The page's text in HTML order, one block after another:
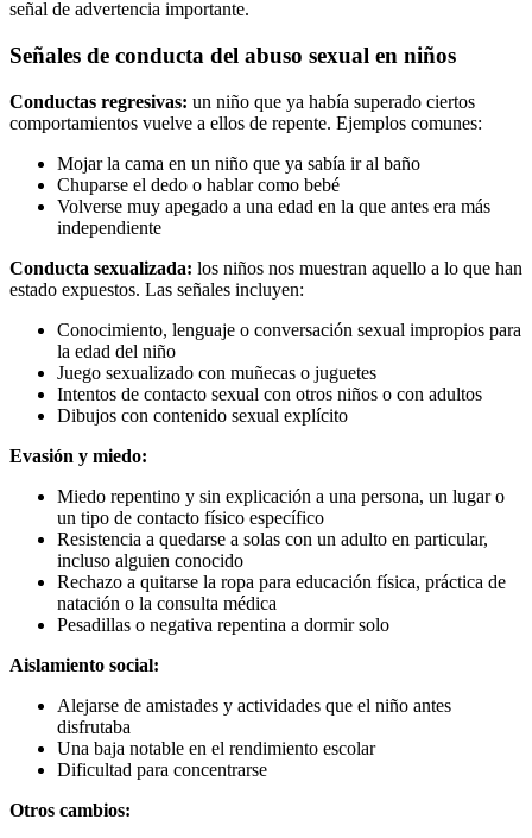
señal de advertencia importante.
Señales de conducta del abuso sexual en niños
Conductas regresivas: un niño que ya había superado ciertos
comportamientos vuelve a ellos de repente. Ejemplos comunes:
Mojar la cama en un niño que ya sabía ir al baño
Chuparse el dedo o hablar como bebé
Volverse muy apegado a una edad en la que antes era más
independiente
Conducta sexualizada: los niños nos muestran aquello a lo que han
estado expuestos. Las señales incluyen:
Conocimiento, lenguaje o conversación sexual impropios para
la edad del niño
Juego sexualizado con muñecas o juguetes
Intentos de contacto sexual con otros niños o con adultos
Dibujos con contenido sexual explícito
Evasión y miedo:
Miedo repentino y sin explicación a una persona, un lugar o
un tipo de contacto físico específico
Resistencia a quedarse a solas con un adulto en particular,
incluso alguien conocido
Rechazo a quitarse la ropa para educación física, práctica de
natación o la consulta médica
Pesadillas o negativa repentina a dormir solo
Aislamiento social:
Alejarse de amistades y actividades que el niño antes
disfrutaba
Una baja notable en el rendimiento escolar
Dificultad para concentrarse
Otros cambios: